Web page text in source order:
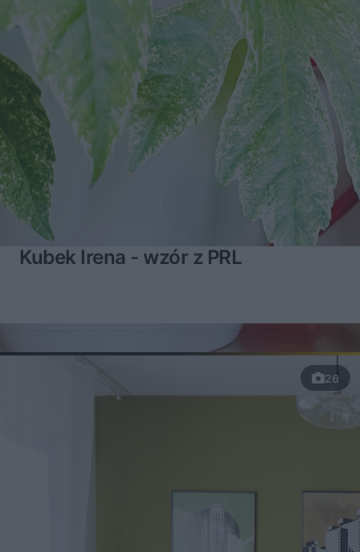
Kubek Irena - wzór z PRL
26